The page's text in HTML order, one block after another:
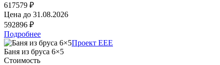
617579 ₽
Цена до 31.08.2026
592896 ₽
Подробнее
Проект EEE
Баня из бруса 6×5
Стоимость